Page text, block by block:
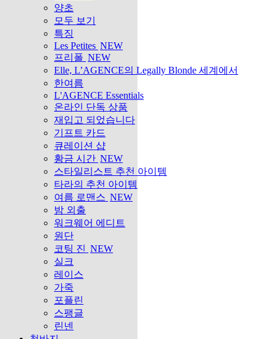
양초
모두 보기
특징
Les Petites NEW
프리폴 NEW
Elle, L’AGENCE의 Legally Blonde 세계에서
한여름
L'AGENCE Essentials
온라인 단독 상품
재입고 되었습니다
기프트 카드
큐레이션 샵
황금 시간 NEW
스타일리스트 추천 아이템
타라의 추천 아이템
여름 로맨스 NEW
밤 외출
워크웨어 에디트
원단
코팅 진 NEW
실크
레이스
가죽
포플린
스팽글
린넨